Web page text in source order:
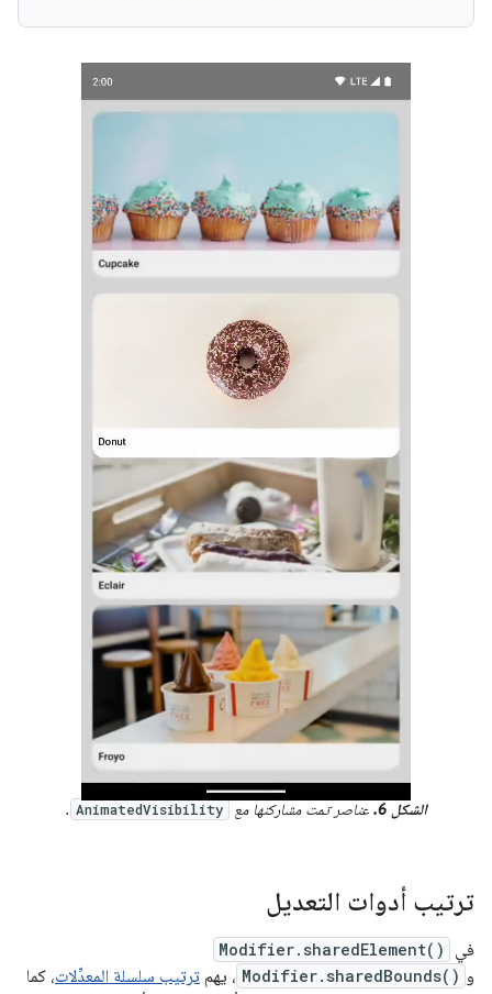
الشكل 6. عناصر تمت مشاركتها مع AnimatedVisibility
.
ترتيب أدوات التعديل
في Modifier.sharedElement()
و Modifier.sharedBounds() ، يهم ترتيب سلسلة المعدِّلات، كما